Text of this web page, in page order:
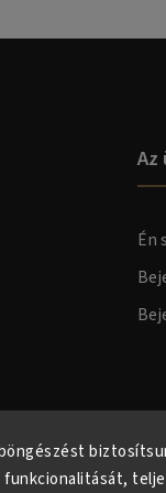
Az
Én